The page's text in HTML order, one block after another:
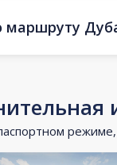
маршруту